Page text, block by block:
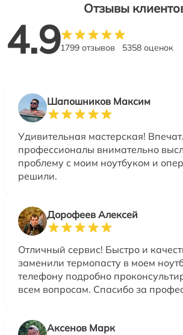
Отзывы
4.91799 отзывов 5358 оценок
Шапошников Максим
Удивительная мастерская!
профессионалы внимательно
проблему с моим ноутбуком и
решили.
Дорофеев Алексей
Отличный сервис! Быстро и
заменили термопасту в моем
телефону подробно
всем вопросам. Спасибо за
Аксенов Марк